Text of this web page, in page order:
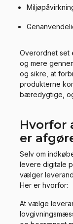
Overordnet set
og mere
og sikre, at
produkterne
bæredygtige,
Hvorfor
er
Selv om
levere digitale
vælger
Her er hvorfor:
At vælge